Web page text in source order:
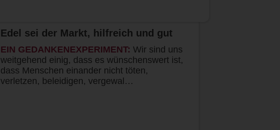
Edel sei der Markt, hilfreich und gut
EIN GEDANKENEXPERIMENT: Wir sind uns
weitgehend einig, dass es wünschenswert ist,
dass Menschen einander nicht töten,
verletzen, beleidigen, vergewal…